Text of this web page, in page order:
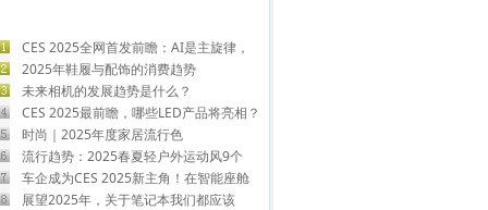
CES 2025全网首发前瞻：AI是主旋律，
2025年鞋履与配饰的消费趋势
未来相机的发展趋势是什么？
CES 2025最前瞻，哪些LED产品将亮相？
时尚｜2025年度家居流行色
流行趋势：2025春夏轻户外运动风9个
车企成为CES 2025新主角！在智能座舱
展望2025年，关于笔记本我们都应该